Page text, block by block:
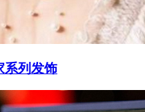
系列发饰